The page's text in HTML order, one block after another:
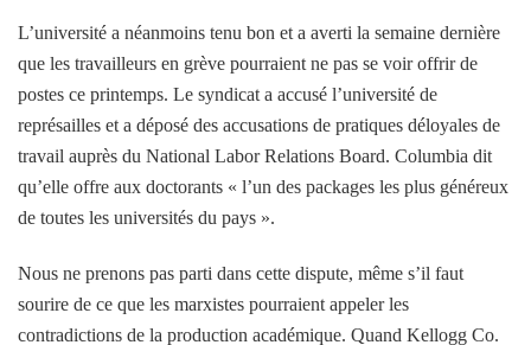
L’université a néanmoins tenu bon et a averti la semaine dernière
que les travailleurs en grève pourraient ne pas se voir offrir de
postes ce printemps. Le syndicat a accusé l’université de
représailles et a déposé des accusations de pratiques déloyales de
travail auprès du National Labor Relations Board. Columbia dit
qu’elle offre aux doctorants « l’un des packages les plus généreux
de toutes les universités du pays ».
Nous ne prenons pas parti dans cette dispute, même s’il faut
sourire de ce que les marxistes pourraient appeler les
contradictions de la production académique. Quand Kellogg Co.